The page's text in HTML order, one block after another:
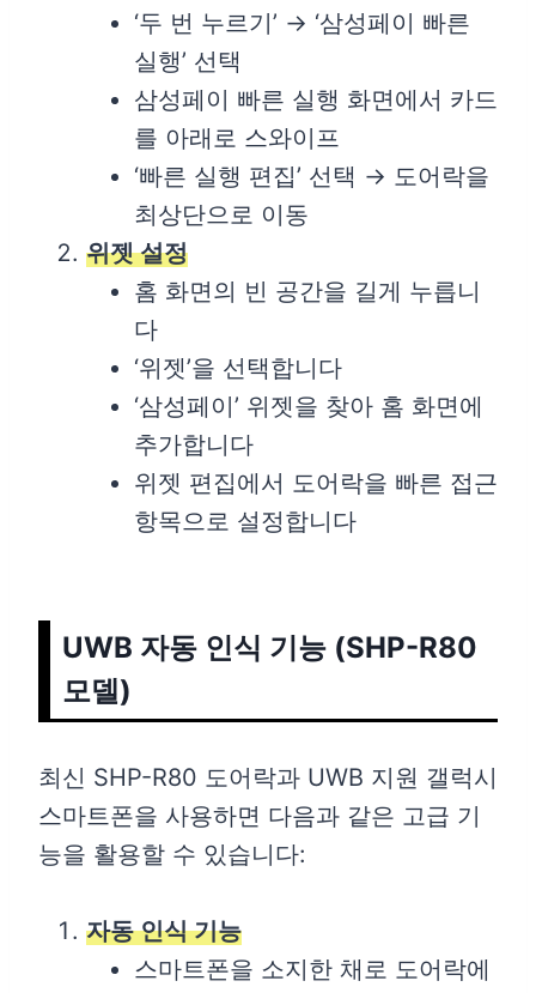
‘두 번 누르기’ → ‘삼성페이 빠른
실행’ 선택
삼성페이 빠른 실행 화면에서 카드
를 아래로 스와이프
‘빠른 실행 편집’ 선택 → 도어락을
최상단으로 이동
위젯 설정
홈 화면의 빈 공간을 길게 누릅니
다
‘위젯’을 선택합니다
‘삼성페이’ 위젯을 찾아 홈 화면에
추가합니다
위젯 편집에서 도어락을 빠른 접근
항목으로 설정합니다
UWB 자동 인식 기능 (SHP-R80
모델)
최신 SHP-R80 도어락과 UWB 지원 갤럭시
스마트폰을 사용하면 다음과 같은 고급 기
능을 활용할 수 있습니다:
자동 인식 기능
스마트폰을 소지한 채로 도어락에